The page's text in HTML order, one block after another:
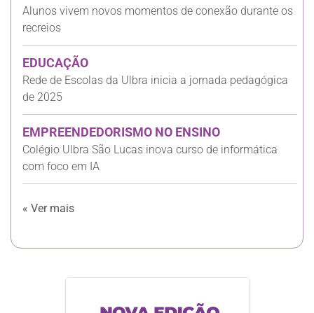
Alunos vivem novos momentos de conexão durante os
recreios
EDUCAÇÃO
Rede de Escolas da Ulbra inicia a jornada pedagógica
de 2025
EMPREENDEDORISMO NO ENSINO
Colégio Ulbra São Lucas inova curso de informática
com foco em IA
« Ver mais